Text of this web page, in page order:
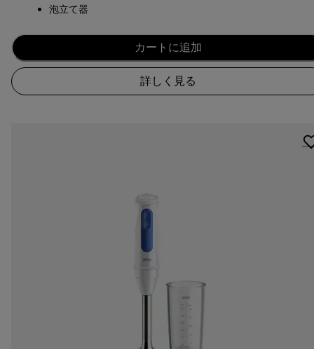
泡立て器
カートに追加
詳しく見る